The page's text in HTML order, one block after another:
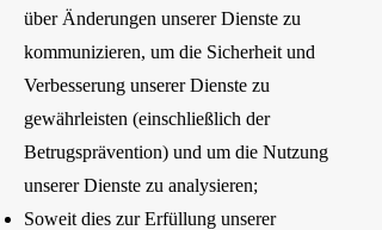
über Änderungen unserer Dienste zu
kommunizieren, um die Sicherheit und
Verbesserung unserer Dienste zu
gewährleisten (einschließlich der
Betrugsprävention) und um die Nutzung
unserer Dienste zu analysieren;
Soweit dies zur Erfüllung unserer